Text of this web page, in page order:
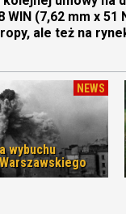
(7,62 mm x 51
ale też na
NEWS
wybuchu